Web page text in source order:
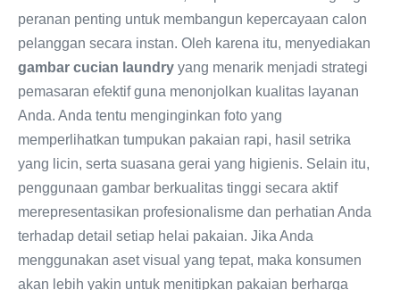
peranan penting untuk membangun kepercayaan calon
pelanggan secara instan. Oleh karena itu, menyediakan
gambar cucian laundry yang menarik menjadi strategi
pemasaran efektif guna menonjolkan kualitas layanan
Anda. Anda tentu menginginkan foto yang
memperlihatkan tumpukan pakaian rapi, hasil setrika
yang licin, serta suasana gerai yang higienis. Selain itu,
penggunaan gambar berkualitas tinggi secara aktif
merepresentasikan profesionalisme dan perhatian Anda
terhadap detail setiap helai pakaian. Jika Anda
menggunakan aset visual yang tepat, maka konsumen
akan lebih yakin untuk menitipkan pakaian berharga